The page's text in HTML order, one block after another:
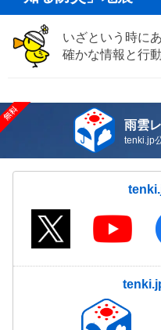
いざという時に
確かな情報と行
雨雲
tenki.jp